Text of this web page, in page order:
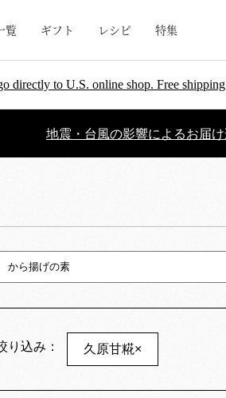
覧 ギフト レシピ 特集
directly to U.S. online shop. Free
地震・台風の影響によるお届
り込み： 久原甘糀×